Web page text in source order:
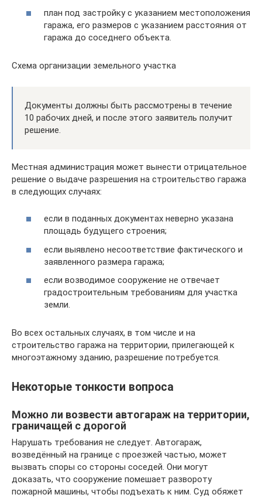
план под застройку с указанием местоположения
гаража, его размеров с указанием расстояния от
гаража до соседнего объекта.
Схема организации земельного участка
Документы должны быть рассмотрены в течение
10 рабочих дней, и после этого заявитель получит
решение.
Местная администрация может вынести отрицательное
решение о выдаче разрешения на строительство гаража
в следующих случаях:
если в поданных документах неверно указана
площадь будущего строения;
если выявлено несоответствие фактического и
заявленного размера гаража;
если возводимое сооружение не отвечает
градостроительным требованиям для участка
земли.
Во всех остальных случаях, в том числе и на
строительство гаража на территории, прилегающей к
многоэтажному зданию, разрешение потребуется.
Некоторые тонкости вопроса
Можно ли возвести автогараж на территории,
граничащей с дорогой
Нарушать требования не следует. Автогараж,
возведённый на границе с проезжей частью, может
вызвать споры со стороны соседей. Они могут
доказать, что сооружение помешает развороту
пожарной машины, чтобы подъехать к ним. Суд обяжет